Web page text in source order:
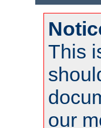
This
our